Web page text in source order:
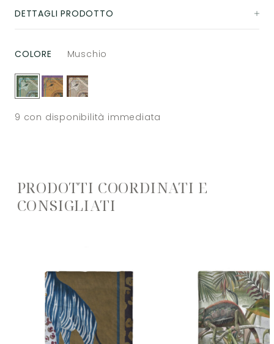
DETTAGLI PRODOTTO
COLORE Muschio
9 con disponibilità immediata
PRODOTTI COORDINATI E
CONSIGLIATI